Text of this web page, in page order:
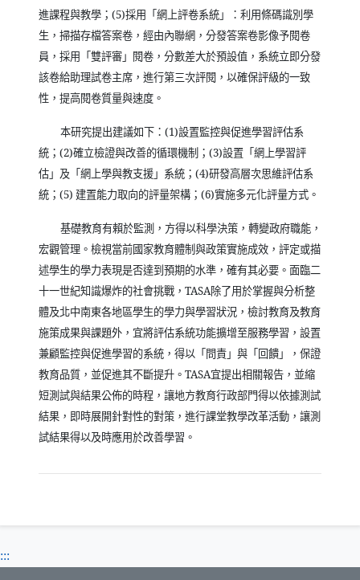
進課程與教學； (5)採用「網上評卷系統」：利用條碼識別學
生，掃描存檔答案卷，經由內聯網，分發答案卷影像予閱卷
員，採用「雙評審」閱卷，分數差大於預設值，系統立即分發
該卷給助理試卷主席，進行第三次評閱，以確保評級的一致
性，提高閱卷質量與速度。
本研究提出建議如下： (1)設置監控與促進學習評估系
統； (2)確立檢證與改善的循環機制； (3)設置「網上學習評
估」及「網上學與教支援」系統； (4)研發高層次思維評估系
統； (5) 建置能力取向的評量架構； (6)實施多元化評量方式。
基礎教育有賴於監測，方得以科學決策，轉變政府職能，
宏觀管理。檢視當前國家教育體制與政策實施成效，評定或描
述學生的學力表現是否達到預期的水準，確有其必要。面臨二
十一世紀知識爆炸的社會挑戰， TASA除了用於掌握與分析整
體及北中南東各地區學生的學力與學習狀況，檢討教育及教育
施策成果與課題外，宜將評估系統功能擴增至服務學習，設置
兼顧監控與促進學習的系統，得以「問責」與「回饋」，保證
教育品質，並促進其不斷提升。 TASA宜提出相關報告，並縮
短測試與結果公佈的時程，讓地方教育行政部門得以依據測試
結果，即時展開針對性的對策，進行課堂教學改革活動，讓測
試結果得以及時應用於改善學習。
:::